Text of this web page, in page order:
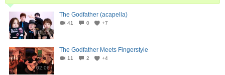
01:15
The Godfather (acapella)
41 0 +7
02:06
The Godfather Meets Fingerstyle
11 2 +4